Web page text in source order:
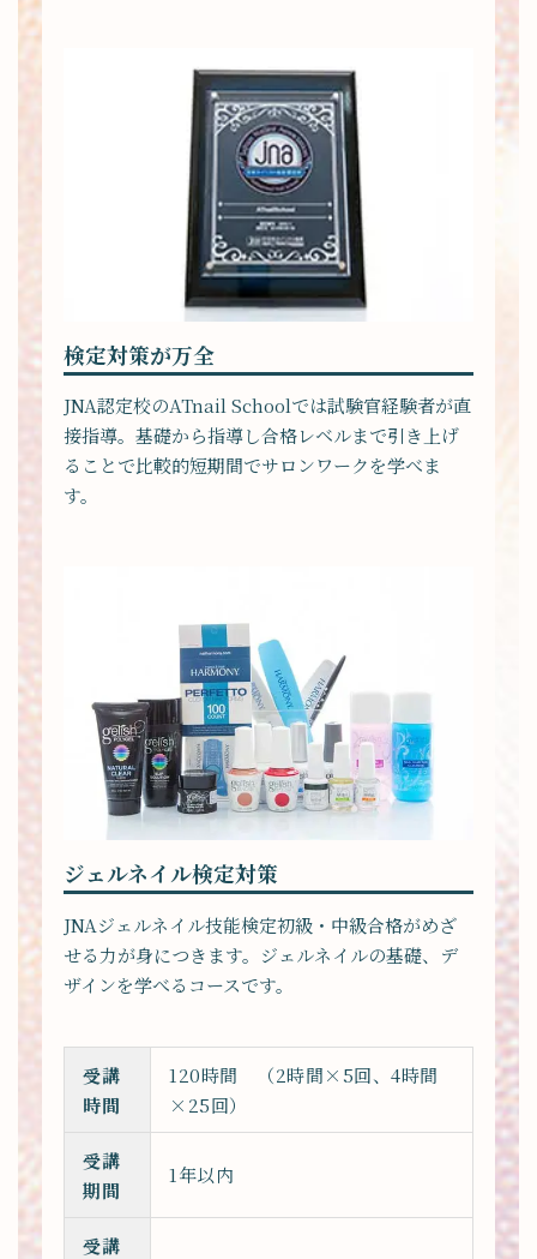
検定対策が万全
JNA認定校のATnail Schoolでは試験官経験者が直
接指導。基礎から指導し合格レベルまで引き上げ
ることで比較的短期間でサロンワークを学べま
す。
ジェルネイル検定対策
JNAジェルネイル技能検定初級・中級合格がめざ
せる力が身につきます。ジェルネイルの基礎、デ
ザインを学べるコースです。
受講
時間
120時間 （2時間×5回、4時間
×25回）
受講
期間
1年以内
受講